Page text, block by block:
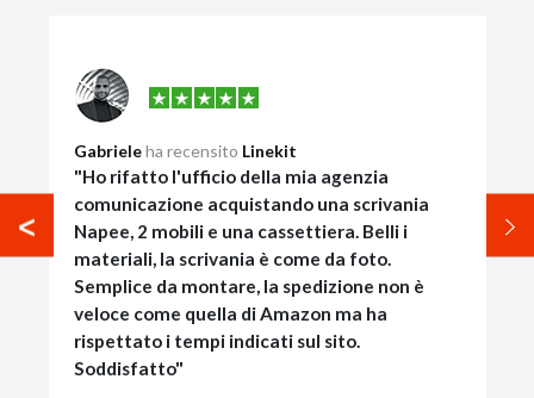
Gabrieleha recensito Linekit
"Ho rifatto l'ufficio della mia agenzia
comunicazione acquistando una scrivania
Napee, 2 mobili e una cassettiera. Belli i
materiali, la scrivania è come da foto.
Semplice da montare, la spedizione non è
veloce come quella di Amazon ma ha
rispettato i tempi indicati sul sito.
Soddisfatto"